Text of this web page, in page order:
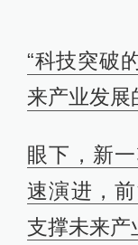
“科技突破
来产业发展
眼下，新
速演进，
支撑未来产